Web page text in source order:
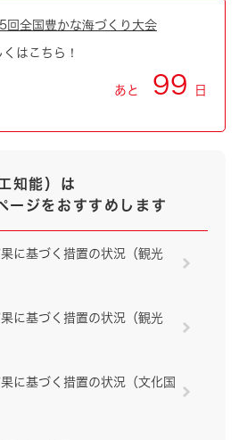
回全国豊かな海づくり大会
くはこちら！
あと 99 日
知能）は
ージをおすすめします
に基づく措置の状況（観光
に基づく措置の状況（観光
に基づく措置の状況（文化国